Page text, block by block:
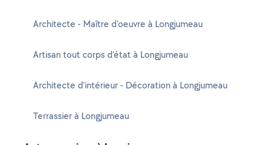
Architecte - Maître d'oeuvre à Longjumeau
Artisan tout corps d'état à Longjumeau
Architecte d'intérieur - Décoration à Longjumeau
Terrassier à Longjumeau